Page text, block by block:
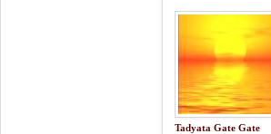
Tadyata Gate Gate